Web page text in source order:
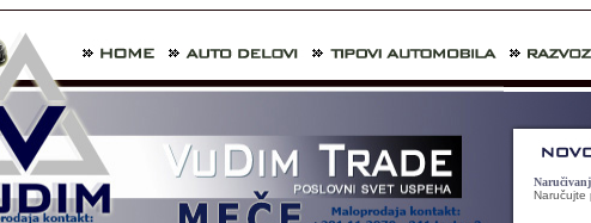
Naručujte